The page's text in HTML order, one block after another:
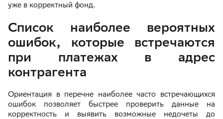
уже в корректный фонд.
Список наиболее вероятных
ошибок, которые встречаются
при платежах в адрес
контрагента
Ориентация в перечне наиболее часто встречающихся
ошибок позволяет быстрее проверить данные на
корректность и выявить возможные недочеты до